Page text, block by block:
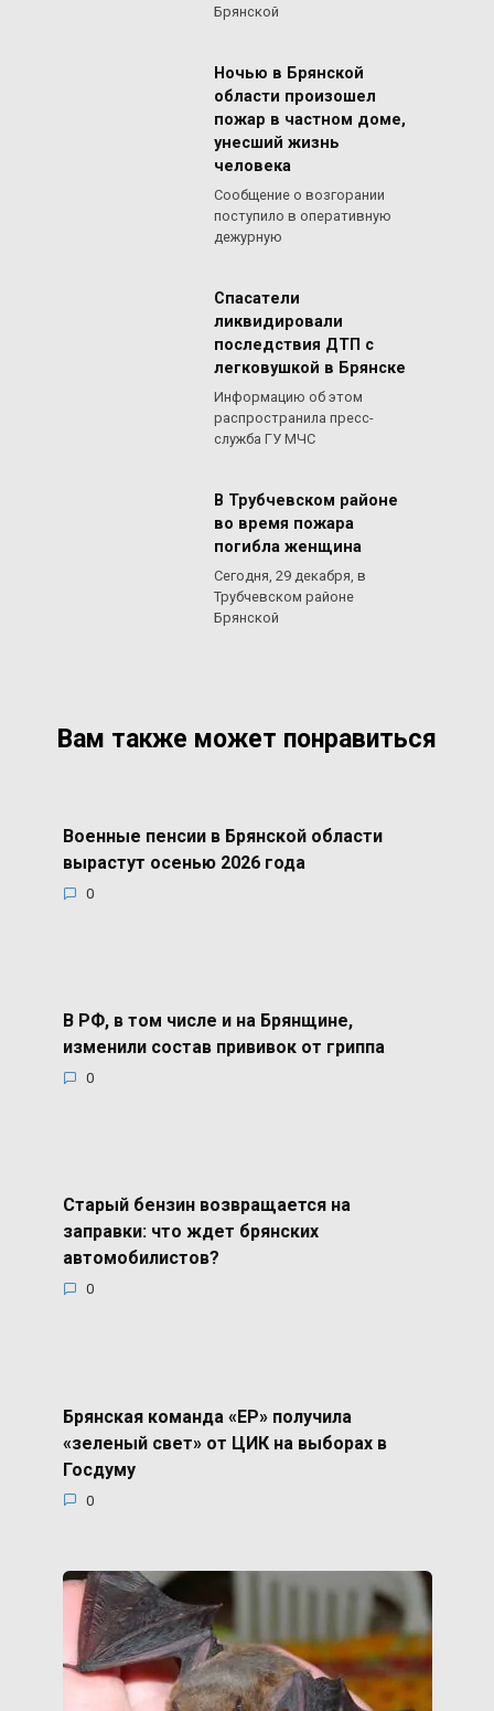
Брянской
Ночью в Брянской
области произошел
пожар в частном доме,
унесший жизнь
человека
Сообщение о возгорании
поступило в оперативную
дежурную
Спасатели
ликвидировали
последствия ДТП с
легковушкой в Брянске
Информацию об этом
распространила пресс-
служба ГУ МЧС
В Трубчевском районе
во время пожара
погибла женщина
Сегодня, 29 декабря, в
Трубчевском районе
Брянской
Вам также может понравиться
Военные пенсии в Брянской области
вырастут осенью 2026 года
0
В РФ, в том числе и на Брянщине,
изменили состав прививок от гриппа
0
Старый бензин возвращается на
заправки: что ждет брянских
автомобилистов?
0
Брянская команда «ЕР» получила
«зеленый свет» от ЦИК на выборах в
Госдуму
0